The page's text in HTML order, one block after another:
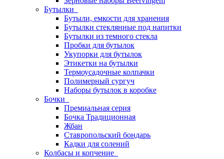
Бутылки
Бутыли, емкости для хранения
Бутылки стеклянные под напитки
Бутылки из темного стекла
Пробки для бутылок
Укупорки для бутылок
Этикетки на бутылки
Термоусадочные колпачки
Полимерный сургуч
Наборы бутылок в коробке
Бочки
Премиальная серия
Бочка Традиционная
Жбан
Ставропольский бондарь
Кадки для солений
Колбасы и копчение